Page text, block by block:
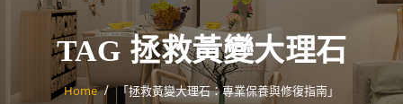
TAG 拯救黃變大理石
Home 「拯救黃變大理石：專業保養與修復指南」